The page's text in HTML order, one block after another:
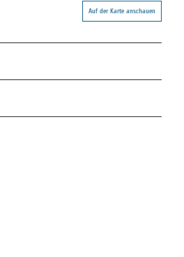
Auf der Karte anschauen